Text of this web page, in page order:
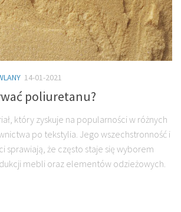
14-01-2021
poliuretanu?
który zyskuje na popularności w różnych
po tekstylia. Jego wszechstronność i
sprawiają, że często staje się wyborem
mebli oraz elementów odzieżowych.